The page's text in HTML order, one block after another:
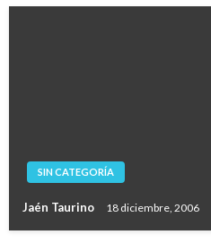
SIN CATEGORÍA
Jaén Taurino 18 diciembre, 2006